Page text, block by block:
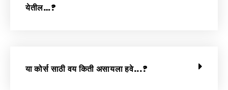
येतील…?
या कोर्स साठी वय किती असायला हवे...?